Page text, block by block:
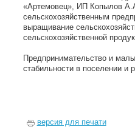
«Артемовец», ИП Копылов
сельскохозяйственным
выращивание
сельскохозяйственной
Предпринимательство и
стабильности в поселении и
версия для печати